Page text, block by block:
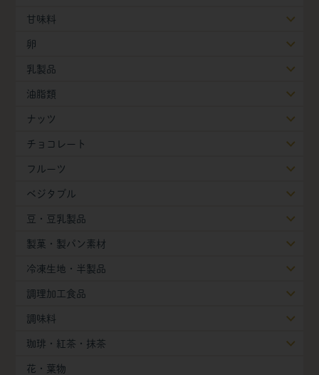
甘味料
卵
乳製品
油脂類
ナッツ
チョコレート
フルーツ
ベジタブル
豆・豆乳製品
製菓・製パン素材
冷凍生地・半製品
調理加工食品
調味料
珈琲・紅茶・抹茶
花・葉物